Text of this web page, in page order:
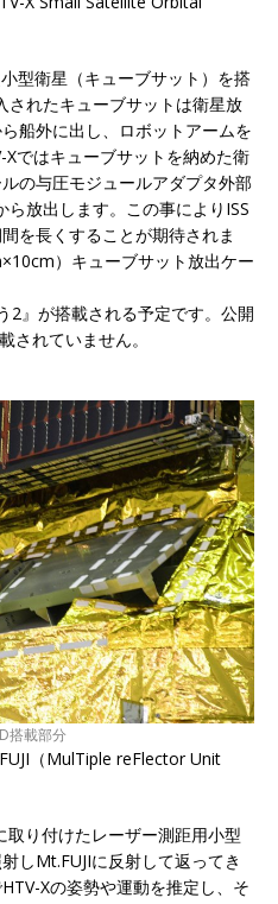
型衛星（キューブサット）を搭
されたキューブサットは衛星放
船外に出し、ロボットアームを
ではキューブサットを納めた衛
の与圧モジュールアダプタ外部
ら放出します。この事によりISS
を長くすることが期待されま
）キューブサット放出ケー
2』が搭載される予定です。公開
されていません。
搭載部分
（MulTiple reFlector Unit
取り付けたレーザー測距用小型
しMt.FUJIに反射して返ってき
Xの姿勢や運動を推定し、そ